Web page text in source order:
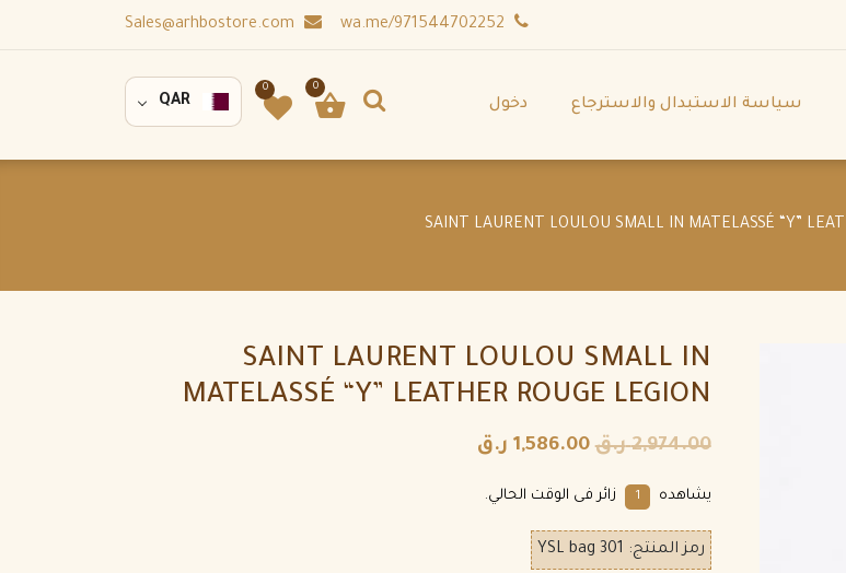
سياسة الاستبدال والاسترجاع دخول
0
0
QAR
SAINT LAURENT LOULOU SMALL IN
MATELASSÉ “Y” LEATHER ROUGE LEGION
2,974.00 ر.ق 1,586.00 ر.ق
يشاهده 1 زائر فى الوقت الحالي.
رمز المنتج: YSL bag 301